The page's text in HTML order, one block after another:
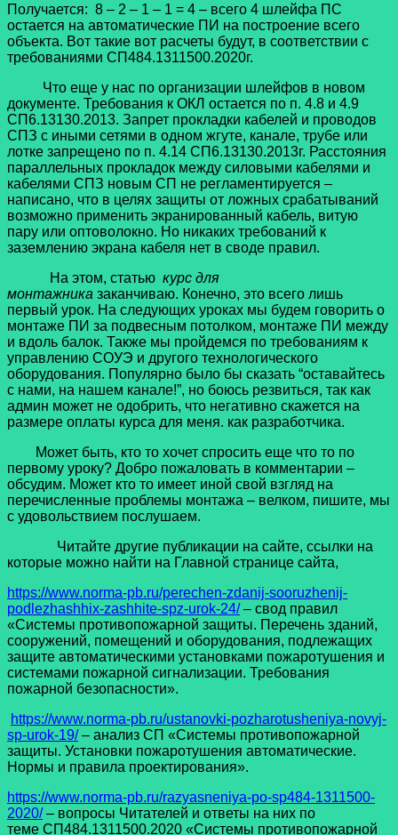
Получается: 8 – 2 – 1 – 1 = 4 – всего 4 шлейфа ПС
остается на автоматические ПИ на построение всего
объекта. Вот такие вот расчеты будут, в соответствии с
требованиями СП484.1311500.2020г.
Что еще у нас по организации шлейфов в новом
документе. Требования к ОКЛ остается по п. 4.8 и 4.9
СП6.13130.2013. Запрет прокладки кабелей и проводов
СПЗ с иными сетями в одном жгуте, канале, трубе или
лотке запрещено по п. 4.14 СП6.13130.2013г. Расстояния
параллельных прокладок между силовыми кабелями и
кабелями СПЗ новым СП не регламентируется –
написано, что в целях защиты от ложных срабатываний
возможно применить экранированный кабель, витую
пару или оптоволокно. Но никаких требований к
заземлению экрана кабеля нет в своде правил.
На этом, статью курс для
монтажника заканчиваю. Конечно, это всего лишь
первый урок. На следующих уроках мы будем говорить о
монтаже ПИ за подвесным потолком, монтаже ПИ между
и вдоль балок. Также мы пройдемся по требованиям к
управлению СОУЭ и другого технологического
оборудования. Популярно было бы сказать “оставайтесь
с нами, на нашем канале!”, но боюсь резвиться, так как
админ может не одобрить, что негативно скажется на
размере оплаты курса для меня. как разработчика.
Может быть, кто то хочет спросить еще что то по
первому уроку? Добро пожаловать в комментарии –
обсудим. Может кто то имеет иной свой взгляд на
перечисленные проблемы монтажа – велком, пишите, мы
с удовольствием послушаем.
Читайте другие публикации на сайте, ссылки на
которые можно найти на Главной странице сайта,
https://www.norma-pb.ru/perechen-zdanij-sooruzhenij-
podlezhashhix-zashhite-spz-urok-24/– свод правил
«Системы противопожарной защиты. Перечень зданий,
сооружений, помещений и оборудования, подлежащих
защите автоматическими установками пожаротушения и
системами пожарной сигнализации. Требования
пожарной безопасности».
https://www.norma-pb.ru/ustanovki-pozharotusheniya-novyj-
sp-urok-19/– анализ СП «Системы противопожарной
защиты. Установки пожаротушения автоматические.
Нормы и правила проектирования».
https://www.norma-pb.ru/razyasneniya-po-sp484-1311500-
2020/– вопросы Читателей и ответы на них по
теме СП484.1311500.2020 «Системы противопожарной